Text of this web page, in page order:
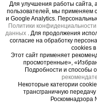
маркетинговые;
сторонние
Я вправе изменить или
использование cookie в
интерфейс сайта.
5. Передача
Согласие
данных:
в государственные
курьерским и платёжным
IT-подрядчикам, CRM,
Для улучшения работы сайта,
пользователей, мы применяем
и Google Analytics.
Политики конфиденциальности
данных . Для продолжения
согласие на обработку
cookies
Этот сайт применяет
просмотренные»,
Подробности и способы
Некоторые категории
трансграничную
Роскомнадзора